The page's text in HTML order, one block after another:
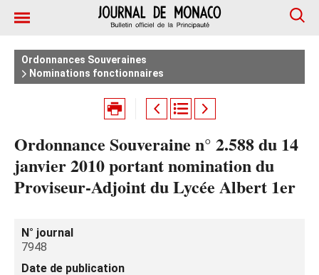
Ordonnances Souveraines
Nominations fonctionnaires
Ordonnance Souveraine n° 2.588 du 14
janvier 2010 portant nomination du
Proviseur-Adjoint du Lycée Albert 1er
N° journal
7948
Date de publication